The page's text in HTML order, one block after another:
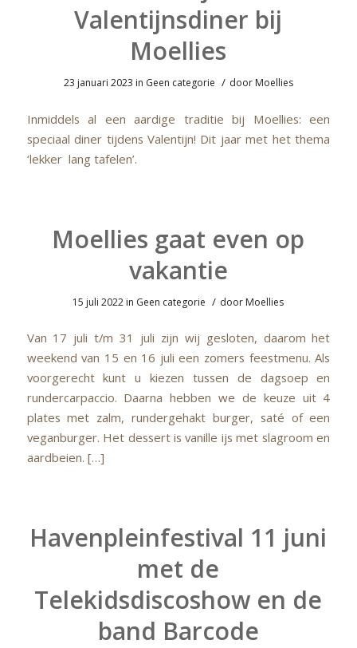
Valentijnsdiner bij
Moellies
23 januari 2023 in Geen categorie / door Moellies
Inmiddels al een aardige traditie bij Moellies: een
speciaal diner tijdens Valentijn! Dit jaar met het thema
‘lekker lang tafelen’.
Moellies gaat even op
vakantie
15 juli 2022 in Geen categorie / door Moellies
Van 17 juli t/m 31 juli zijn wij gesloten, daarom het
weekend van 15 en 16 juli een zomers feestmenu. Als
voorgerecht kunt u kiezen tussen de dagsoep en
rundercarpaccio. Daarna hebben we de keuze uit 4
plates met zalm, rundergehakt burger, saté of een
veganburger. Het dessert is vanille ijs met slagroom en
aardbeien. […]
Havenpleinfestival 11 juni
met de
Telekidsdiscoshow en de
band Barcode